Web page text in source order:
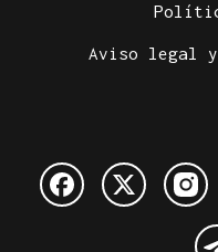
Aviso legal y